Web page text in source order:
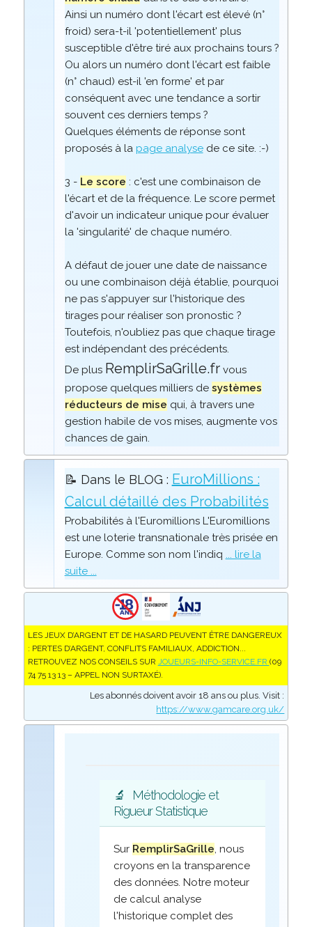
Ainsi un numéro dont l'écart est élevé (n°
froid) sera-t-il 'potentiellement' plus
susceptible d'être tiré aux prochains tours ?
Ou alors un numéro dont l'écart est faible
(n° chaud) est-il 'en forme' et par
conséquent avec une tendance a sortir
souvent ces derniers temps ?
Quelques éléments de réponse sont
proposés à la page analysede ce site. :-)
3 - Le score : c'est une combinaison de
l'écart et de la fréquence. Le score permet
d'avoir un indicateur unique pour évaluer
la 'singularité' de chaque numéro.
A défaut de jouer une date de naissance
ou une combinaison déjà établie, pourquoi
ne pas s'appuyer sur l'historique des
tirages pour réaliser son pronostic ?
Toutefois, n'oubliez pas que chaque tirage
est indépendant des précédents.
De plus RemplirSaGrille.frvous
propose quelques milliers de systèmes
réducteurs de mise qui, à travers une
gestion habile de vos mises, augmente vos
chances de gain.
📝 Dans le BLOG : EuroMillions :
Calcul détaillé des Probabilités
Probabilités à l'Euromillions L'Euromillions
est une loterie transnationale très prisée en
Europe. Comme son nom l'indiq ... lire la
suite ...
LES JEUX D’ARGENT ET DE HASARD PEUVENT ÊTRE DANGEREUX
: PERTES D’ARGENT, CONFLITS FAMILIAUX, ADDICTION...
RETROUVEZ NOS CONSEILS SUR JOUEURS-INFO-SERVICE.FR (09
74 75 13 13 – APPEL NON SURTAXÉ).
Les abonnés doivent avoir 18 ans ou plus. Visit :
https://www.gamcare.org.uk/
🔬
Méthodologie et
Rigueur Statistique
Sur RemplirSaGrille, nous
croyons en la transparence
des données. Notre moteur
de calcul analyse
l'historique complet des